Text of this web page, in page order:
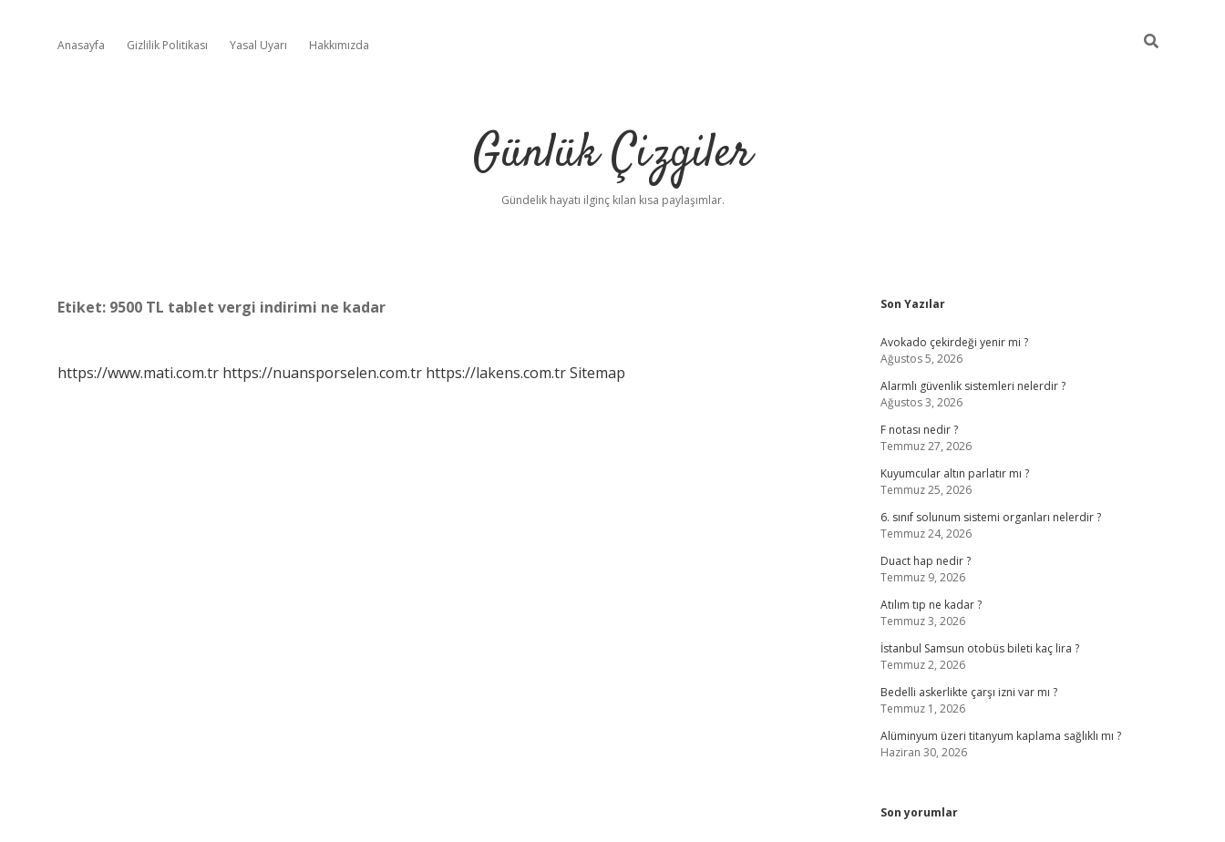
Anasayfa Gizlilik Politikası Yasal Uyarı Hakkımızda
Günlük Çizgiler
Gündelik hayatı ilginç kılan kısa paylaşımlar.
Etiket: 9500 TL tablet vergi indirimi ne kadar
https://www.mati.com.tr https://nuansporselen.com.tr https://lakens.com.trSitemap
Sidebar
Son Yazılar
Avokado çekirdeği yenir mi ?
Ağustos 5, 2026
Alarmlı güvenlik sistemleri nelerdir ?
Ağustos 3, 2026
F notası nedir ?
Temmuz 27, 2026
Kuyumcular altın parlatır mı ?
Temmuz 25, 2026
6. sınıf solunum sistemi organları nelerdir ?
Temmuz 24, 2026
Duact hap nedir ?
Temmuz 9, 2026
Atılım tıp ne kadar ?
Temmuz 3, 2026
İstanbul Samsun otobüs bileti kaç lira ?
Temmuz 2, 2026
Bedelli askerlikte çarşı izni var mı ?
Temmuz 1, 2026
Alüminyum üzeri titanyum kaplama sağlıklı mı ?
Haziran 30, 2026
Son yorumlar